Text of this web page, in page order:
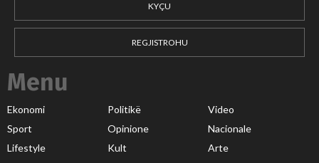
KYÇU
REGJISTROHU
Menu
Ekonomi Politikë
Video
Sport
Opinione
Nacionale
Lifestyle
Kult
Arte